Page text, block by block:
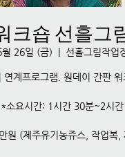
크숍 선흘그
월 26일 (금) 선흘그림작업
연계프로그램. 원데이 간판 워
*소요시간: 1시간 30분~2시간
원 (제주유기농쥬스, 작업복,